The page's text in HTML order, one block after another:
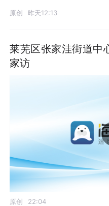
原创 昨天12:13
莱芜区张家洼街道中
家访
原创 22:04